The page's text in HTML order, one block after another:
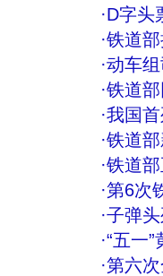
·D字头
·铁道
·动车
·铁道
·我国
·铁道
·铁道
·第6次
·子弹
·“五一
·第六